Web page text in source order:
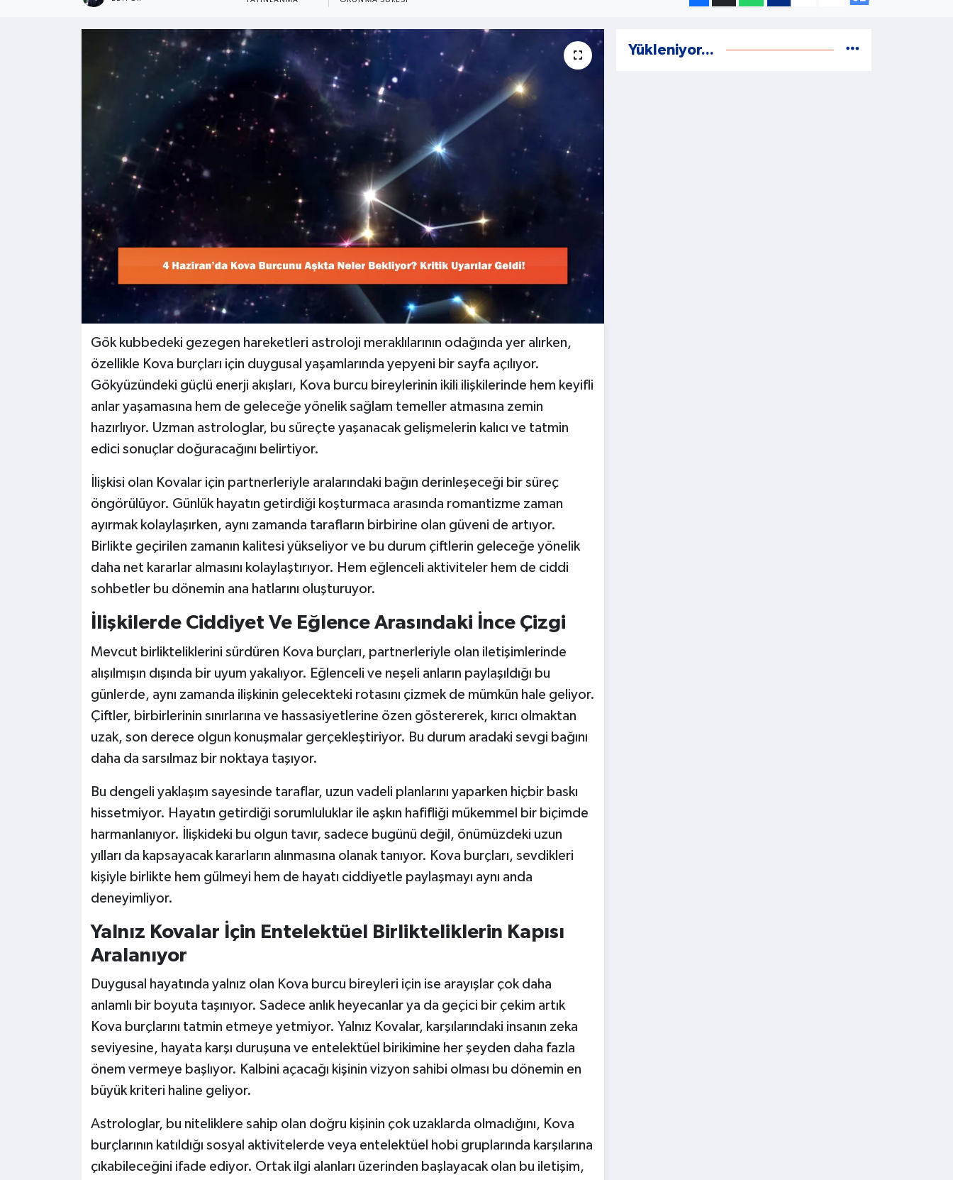
Gök kubbedeki gezegen hareketleri astroloji meraklılarının odağında yer alırken,
özellikle Kova burçları için duygusal yaşamlarında yepyeni bir sayfa açılıyor.
Gökyüzündeki güçlü enerji akışları, Kova burcu bireylerinin ikili ilişkilerinde hem keyifli
anlar yaşamasına hem de geleceğe yönelik sağlam temeller atmasına zemin
hazırlıyor. Uzman astrologlar, bu süreçte yaşanacak gelişmelerin kalıcı ve tatmin
edici sonuçlar doğuracağını belirtiyor.
İlişkisi olan Kovalar için partnerleriyle aralarındaki bağın derinleşeceği bir süreç
öngörülüyor. Günlük hayatın getirdiği koşturmaca arasında romantizme zaman
ayırmak kolaylaşırken, aynı zamanda tarafların birbirine olan güveni de artıyor.
Birlikte geçirilen zamanın kalitesi yükseliyor ve bu durum çiftlerin geleceğe yönelik
daha net kararlar almasını kolaylaştırıyor. Hem eğlenceli aktiviteler hem de ciddi
sohbetler bu dönemin ana hatlarını oluşturuyor.
İlişkilerde Ciddiyet Ve Eğlence Arasındaki İnce Çizgi
Mevcut birlikteliklerini sürdüren Kova burçları, partnerleriyle olan iletişimlerinde
alışılmışın dışında bir uyum yakalıyor. Eğlenceli ve neşeli anların paylaşıldığı bu
günlerde, aynı zamanda ilişkinin gelecekteki rotasını çizmek de mümkün hale geliyor.
Çiftler, birbirlerinin sınırlarına ve hassasiyetlerine özen göstererek, kırıcı olmaktan
uzak, son derece olgun konuşmalar gerçekleştiriyor. Bu durum aradaki sevgi bağını
daha da sarsılmaz bir noktaya taşıyor.
Bu dengeli yaklaşım sayesinde taraflar, uzun vadeli planlarını yaparken hiçbir baskı
hissetmiyor. Hayatın getirdiği sorumluluklar ile aşkın hafifliği mükemmel bir biçimde
harmanlanıyor. İlişkideki bu olgun tavır, sadece bugünü değil, önümüzdeki uzun
yılları da kapsayacak kararların alınmasına olanak tanıyor. Kova burçları, sevdikleri
kişiyle birlikte hem gülmeyi hem de hayatı ciddiyetle paylaşmayı aynı anda
deneyimliyor.
Yalnız Kovalar İçin Entelektüel Birlikteliklerin Kapısı
Aralanıyor
Duygusal hayatında yalnız olan Kova burcu bireyleri için ise arayışlar çok daha
anlamlı bir boyuta taşınıyor. Sadece anlık heyecanlar ya da geçici bir çekim artık
Kova burçlarını tatmin etmeye yetmiyor. Yalnız Kovalar, karşılarındaki insanın zeka
seviyesine, hayata karşı duruşuna ve entelektüel birikimine her şeyden daha fazla
önem vermeye başlıyor. Kalbini açacağı kişinin vizyon sahibi olması bu dönemin en
büyük kriteri haline geliyor.
Astrologlar, bu niteliklere sahip olan doğru kişinin çok uzaklarda olmadığını, Kova
burçlarının katıldığı sosyal aktivitelerde veya entelektüel hobi gruplarında karşılarına
çıkabileceğini ifade ediyor. Ortak ilgi alanları üzerinden başlayacak olan bu iletişim,
Yükleniyor...